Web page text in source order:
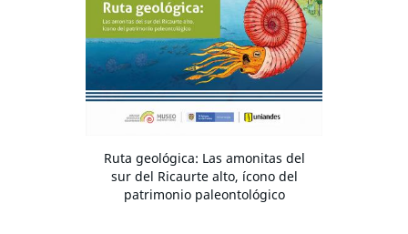
Ruta geológica: Las amonitas del
sur del Ricaurte alto, ícono del
patrimonio paleontológico